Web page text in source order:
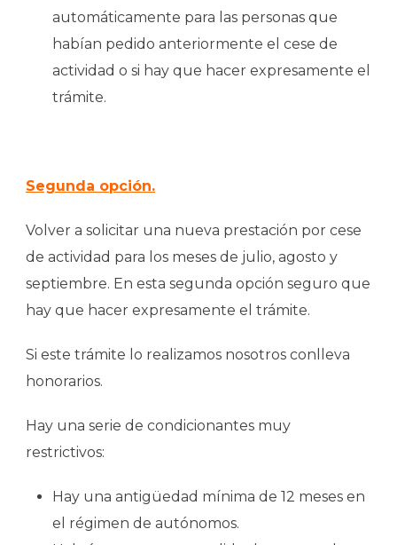
automáticamente para las personas que
habían pedido anteriormente el cese de
actividad o si hay que hacer expresamente el
trámite.
Segunda opción.
Volver a solicitar una nueva prestación por cese
de actividad para los meses de julio, agosto y
septiembre. En esta segunda opción seguro que
hay que hacer expresamente el trámite.
Si este trámite lo realizamos nosotros conlleva
honorarios.
Hay una serie de condicionantes muy
restrictivos:
Hay una antigüedad mínima de 12 meses en
el régimen de autónomos.